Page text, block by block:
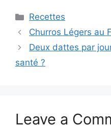
Categories
Recettes
Churros Légers au
Deux dattes par
santé ?
Leave a